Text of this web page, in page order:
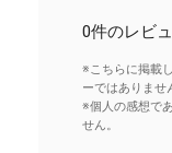
0件のレビ
※こちらに掲載
ーではありませ
※個人の感想で
せん。